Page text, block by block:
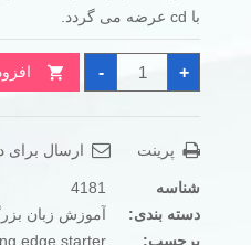
با cd عرضه می گردد.
-
کتاب
cutting
edge
عدد
+
پرینت ارسال
شناسه
4181
دسته بندی:
آموزش زبان
برچسب:
edge starter